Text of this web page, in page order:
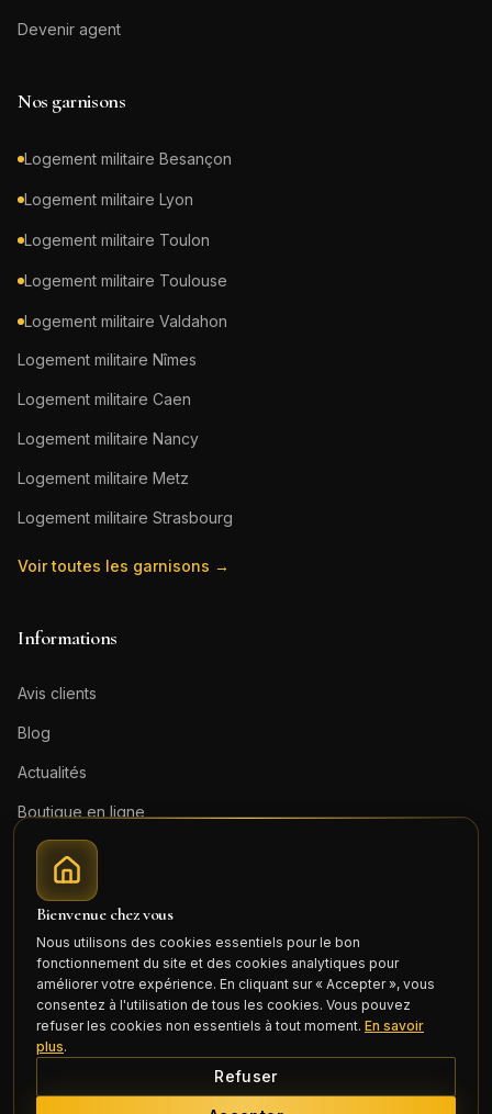
Devenir agent
Nos garnisons
Logement militaire Besançon
Logement militaire Lyon
Logement militaire Toulon
Logement militaire Toulouse
Logement militaire Valdahon
Logement militaire Nîmes
Logement militaire Caen
Logement militaire Nancy
Logement militaire Metz
Logement militaire Strasbourg
Voir toutes les garnisons →
Informations
Avis clients
Blog
Actualités
Boutique en ligne
Contact
Mentions légales
Connexion
Bienvenue chez vous
Nous utilisons des cookies essentiels pour le bon
fonctionnement du site et des cookies analytiques pour
améliorer votre expérience. En cliquant sur « Accepter », vous
consentez à l'utilisation de tous les cookies. Vous pouvez
refuser les cookies non essentiels à tout moment. En savoir
plus.
Refuser